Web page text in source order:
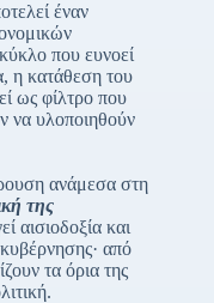
έναν
που ευνοεί
η κατάθεση του
ως φίλτρο που
να υλοποιηθούν
ανάμεσα στη
της
αισιοδοξία και
από
τα όρια της